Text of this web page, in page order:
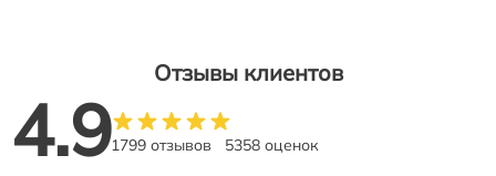
Отзывы клиентов
4.91799 отзывов 5358 оценок